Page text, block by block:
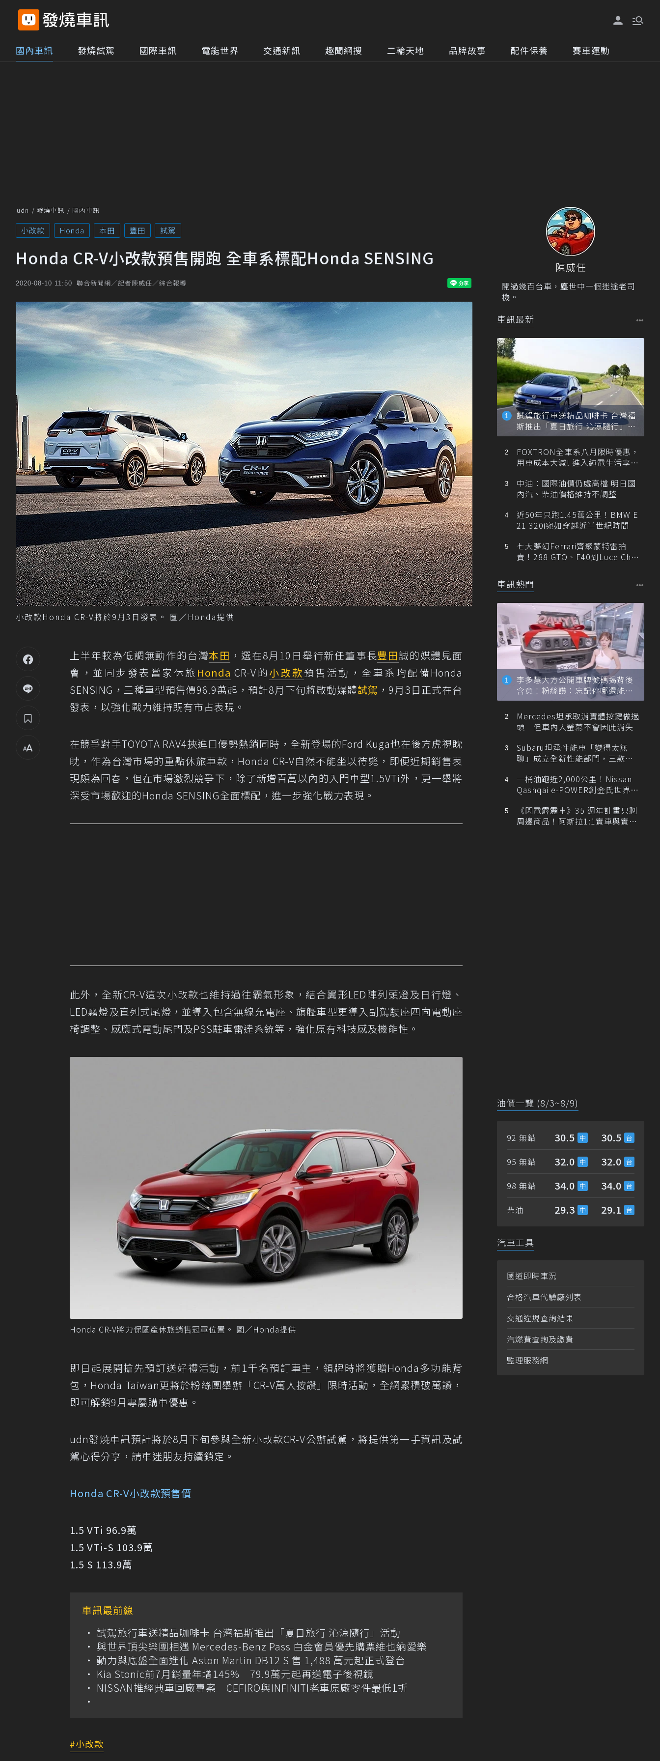
國內車訊 發燒試駕 國際車訊 電能世界 交通新訊 趣聞網搜 二輪天地 品牌故事 配件保養 賽車運動
udn 發燒車訊 國內車訊
小改款 Honda 本田 豐田 試駕
Honda CR-V小改款預售開跑 全車系標配Honda SENSING
2020-08-10 11:50 聯合新聞網／記者陳威任／綜合報導
小改款Honda CR-V將於9月3日發表。 圖／Honda提供
上半年較為低調無動作的台灣本田 ，選在8月10日舉行新任董事長豐田誠的媒體見面
會，並同步發表當家休旅 Honda CR-V的小改款預售活動，全車系均配備Honda
SENSING，三種車型預售價96.9萬起，預計8月下旬將啟動媒體試駕 ，9月3日正式在台
發表，以強化戰力維持既有市占表現。
在競爭對手TOYOTA RAV4挾進口優勢熱銷同時，全新登場的Ford Kuga也在後方虎視眈
眈，作為台灣市場的重點休旅車款，Honda CR-V自然不能坐以待斃，即便近期銷售表
現頗為回春，但在市場激烈競爭下，除了新增百萬以內的入門車型1.5VTi外，更一舉將
深受市場歡迎的Honda SENSING全面標配，進一步強化戰力表現。
此外，全新CR-V這次小改款也維持過往霸氣形象，結合翼形LED陣列頭燈及日行燈、
LED霧燈及直列式尾燈，並導入包含無線充電座、旗艦車型更導入副駕駛座四向電動座
椅調整、感應式電動尾門及PSS駐車雷達系統等，強化原有科技感及機能性。
Honda CR-V將力保國產休旅銷售冠軍位置。 圖／Honda提供
即日起展開搶先預訂送好禮活動，前1千名預訂車主，領牌時將獲贈Honda多功能背
包，Honda Taiwan更將於粉絲團舉辦「CR-V萬人按讚」限時活動，全網累積破萬讚，
即可解鎖9月專屬購車優惠。
udn發燒車訊預計將於8月下旬參與全新小改款CR-V公辦試駕，將提供第一手資訊及試
駕心得分享，請車迷朋友持續鎖定。
Honda CR-V小改款預售價
1.5 VTi 96.9萬
1.5 VTi-S 103.9萬
1.5 S 113.9萬
車訊最前線
試駕旅行車送精品咖啡卡 台灣福斯推出「夏日旅行 沁涼隨行」活動
與世界頂尖樂團相遇 Mercedes-Benz Pass 白金會員優先購票維也納愛樂
動力與底盤全面進化 Aston Martin DB12 S 售 1,488 萬元起正式登台
Kia Stonic前7月銷量年增145% 79.9萬元起再送電子後視鏡
NISSAN推經典車回廠專案 CEFIRO與INFINITI老車原廠零件最低1折
小改款
陳威任
開過幾百台車，塵世中一個迷途老司
機。
車訊最新
試駕旅行車送精品咖啡卡 台灣福
斯推出「夏日旅行 沁涼隨行」活
動
FOXTRON全車系八月限時優惠，
用車成本大減! 進入純電生活享
中油：國際油價仍處高檔 明日國
內汽、柴油價格維持不調整
近50年只跑1.45萬公里！BMW E
21 320i宛如穿越近半世紀時間
七大夢幻Ferrari齊聚蒙特雷拍
賣！288 GTO、F40到Luce Cha
車訊熱門
李多慧大方公開車牌號碼揭背後
含意！粉絲讚：忘記停哪還能幫
忙找車
Mercedes坦承取消實體按鍵做過
頭 但車內大螢幕不會因此消失
Subaru坦承性能車「變得太無
聊」成立全新性能部門，三款手
一桶油跑近2,000公里！Nissan
Qashqai e-POWER創金氏世界紀
《閃電霹靂車》35 週年計畫只剩
周邊商品！阿斯拉1:1實車與實體
油價一覽 (8/3~8/9)
92 無鉛 30.5 30.5
95 無鉛 32.0 32.0
98 無鉛 34.0 34.0
柴油 29.3 29.1
汽車工具
國道即時車況
合格汽車代驗廠列表
交通違規查詢結果
汽燃費查詢及繳費
監理服務網